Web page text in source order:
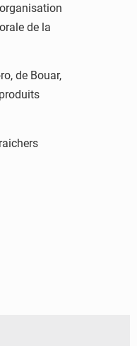
de la
de Bouar,